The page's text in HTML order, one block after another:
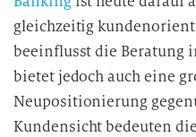
gleichzeitig
beeinflusst die Beratung
bietet jedoch auch eine
Neupositionierung
Kundensicht bedeuten